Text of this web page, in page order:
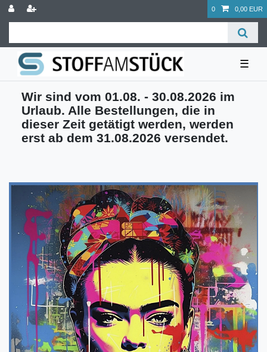
0 0,00 EUR
☰
Wir sind vom 01.08. - 30.08.2026 im
Urlaub. Alle Bestellungen, die in
dieser Zeit getätigt werden, werden
erst ab dem 31.08.2026 versendet.